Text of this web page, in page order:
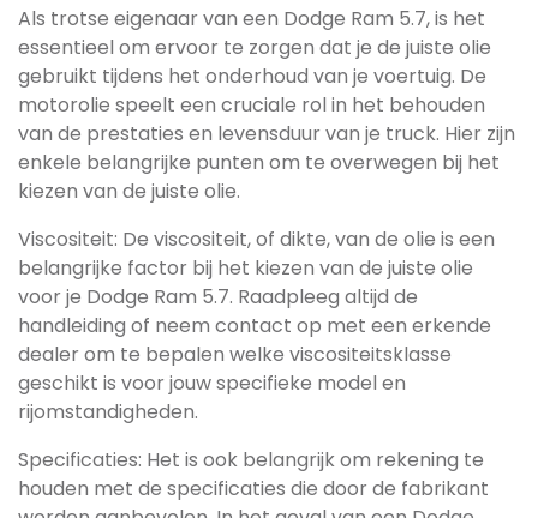
Als trotse eigenaar van een Dodge Ram 5.7, is het
essentieel om ervoor te zorgen dat je de juiste olie
gebruikt tijdens het onderhoud van je voertuig. De
motorolie speelt een cruciale rol in het behouden
van de prestaties en levensduur van je truck. Hier zijn
enkele belangrijke punten om te overwegen bij het
kiezen van de juiste olie.
Viscositeit: De viscositeit, of dikte, van de olie is een
belangrijke factor bij het kiezen van de juiste olie
voor je Dodge Ram 5.7. Raadpleeg altijd de
handleiding of neem contact op met een erkende
dealer om te bepalen welke viscositeitsklasse
geschikt is voor jouw specifieke model en
rijomstandigheden.
Specificaties: Het is ook belangrijk om rekening te
houden met de specificaties die door de fabrikant